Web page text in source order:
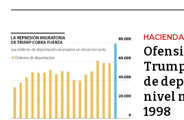
HACIENDA
de
nivel
1998